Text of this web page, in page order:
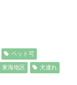
ペット可
東海地区 犬連れ